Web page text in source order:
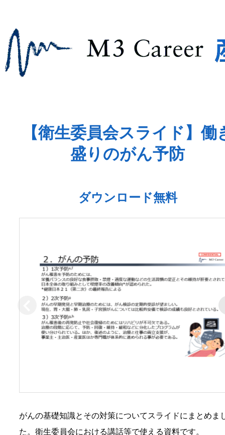
【衛生委員会スライド】働
盛りのがん予防
ダウンロード無料
がんの基礎知識とその対策についてスライドにまとめま
た。衛生委員会における講話等で使える資料です。